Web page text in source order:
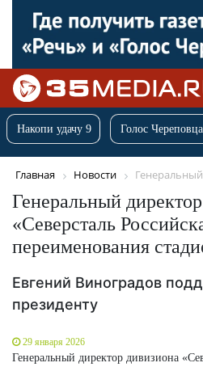
Накопи удачу 9 Голос Череповца
Главная Новости
Генеральный
«Северсталь
переименования
Евгений Виноградов
президенту
29 января 2026
Генеральный директор дивизиона